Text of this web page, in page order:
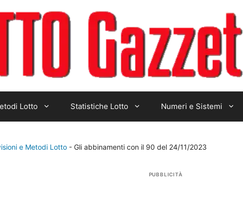
Lotto Statistiche Lotto Numeri e Sistemi
e Metodi Lotto - Gli abbinamenti con il 90 del 24/11/2023
PUBBLICITÀ